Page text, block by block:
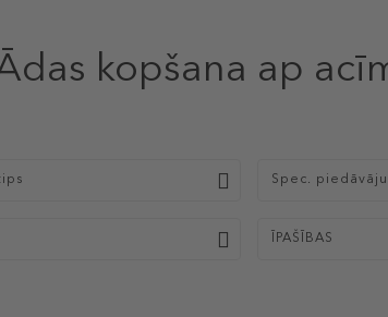
kopšana ap
Spec.
ĪPAŠĪBAS